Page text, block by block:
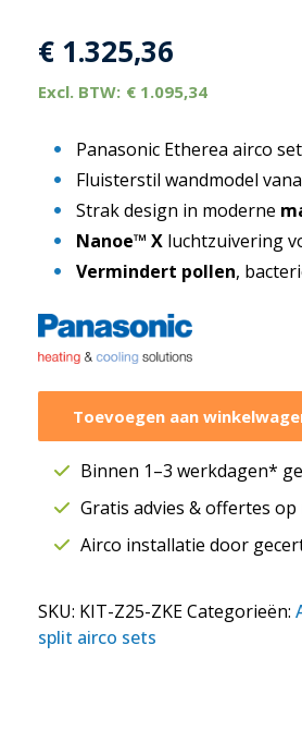
€ 1.325,36
€ 1.095,34
Panasonic Etherea airco set
Fluisterstil wandmodel
Strak design in moderne
Nanoe™ X luchtzuivering
Vermindert pollen,
wandmodel
2,5
kW
|
Mat
Toevoegen aan
Binnen 1–3 werkdagen*
Gratis advies & offertes op
Airco installatie door
SKU: KIT-Z25-ZKECategorieën:
split airco sets